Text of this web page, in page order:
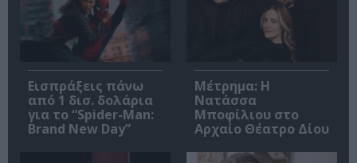
Εισπράξεις πάνω
από 1 δισ. δολάρια
για το “Spider-Man:
Brand New Day”
Μέτρημα: Η
Νατάσσα
Μποφίλιου στο
Αρχαίο Θέατρο Δίου